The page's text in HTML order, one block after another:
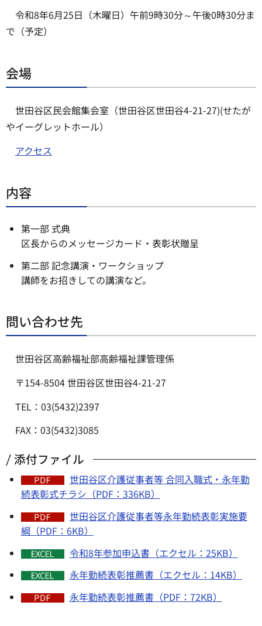
令和8年6月25日（木曜日）午前9時30分～午後0時30分ま
で（予定）
会場
世田谷区民会館集会室（世田谷区世田谷4-21-27)(せたが
やイーグレットホール）
アクセス
内容
第一部 式典
区長からのメッセージカード・表彰状贈呈
第二部 記念講演・ワークショップ
講師をお招きしての講演など。
問い合わせ先
世田谷区高齢福祉部高齢福祉課管理係
〒154-8504 世田谷区世田谷4-21-27
TEL：03(5432)2397
FAX：03(5432)3085
添付ファイル
世田谷区介護従事者等 合同入職式・永年勤
続表彰式チラシ（PDF：336KB）
世田谷区介護従事者等永年勤続表彰実施要
綱（PDF：6KB）
令和8年参加申込書（エクセル：25KB）
永年勤続表彰推薦書（エクセル：14KB）
永年勤続表彰推薦書（PDF：72KB）